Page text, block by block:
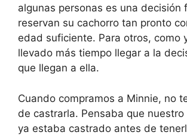
algunas personas es una decisión
reservan su cachorro tan pronto
edad suficiente. Para otros, como
llevado más tiempo llegar a la
que llegan a ella.
Cuando compramos a Minnie, no
de castrarla. Pensaba que
ya estaba castrado antes de